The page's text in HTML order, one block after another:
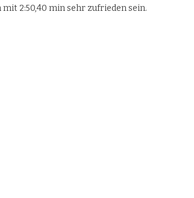
mit 2:50,40 min sehr zufrieden sein.